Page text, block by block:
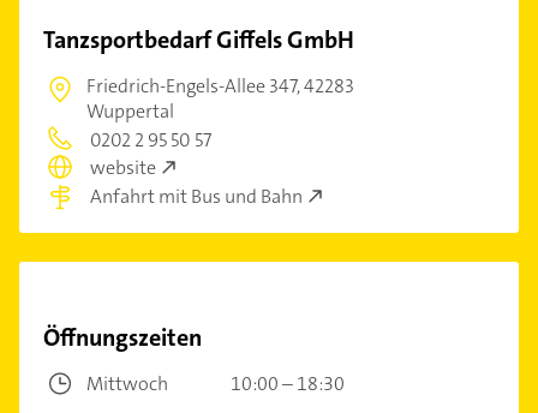
Tanzsportbedarf Giffels GmbH
Friedrich-Engels-Allee 347,42283
Wuppertal
0202 2 95 50 57
website
Anfahrt mit Bus und Bahn
Öffnungszeiten
Mittwoch
10:00 – 18:30